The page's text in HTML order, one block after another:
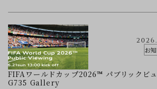
お
FIFAワールドカップ2026™ パブリックビ
G735 Gallery